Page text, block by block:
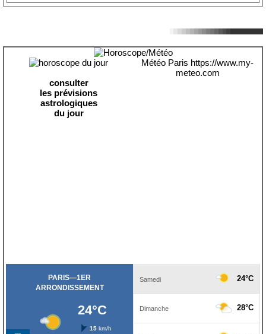
consulter
les prévisions
astrologiques
du jour
Météo Paris https://www.my-
meteo.com